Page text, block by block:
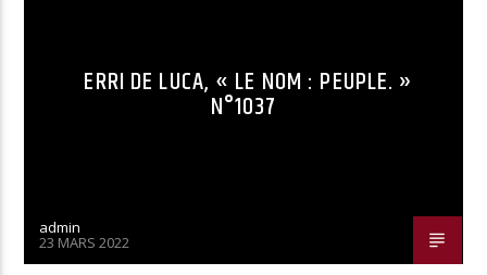
ERRI DE LUCA, « LE NOM : PEUPLE. »
N°1037
admin
23 MARS 2022